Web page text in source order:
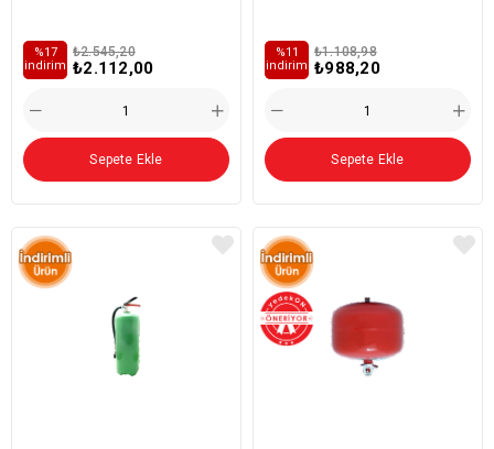
₺2.112,00
₺2.545,20
%17
i̇ndirim
Sepete Ekle
₺988,20
₺1.108,98
%11
i̇ndirim
Sepete Ekle